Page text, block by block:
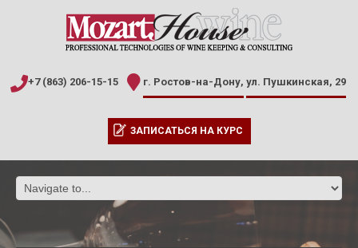
+7 (863) 206-15-15 г. Ростов-на-Дону, ул. Пушкинская, 29
ЗАПИСАТЬСЯ НА КУРС